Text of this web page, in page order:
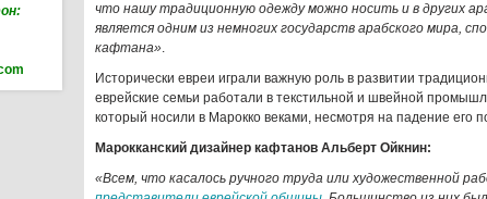
что нашу традиционную одежду можно носить и в других
является одним из немногих государств арабского мира,
кафтана».
Исторически евреи играли важную роль в развитии
еврейские семьи работали в текстильной и швейной
который носили в Марокко веками, несмотря на падение его
Марокканский дизайнер кафтанов Альберт Ойкнин:
«Всем, что касалось ручного труда или художественной